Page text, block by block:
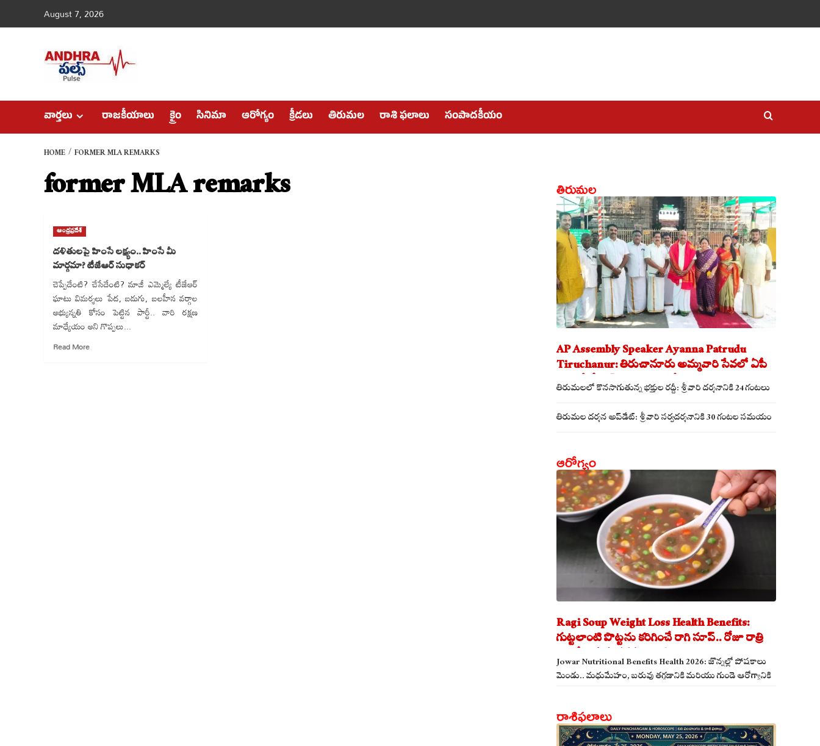
to
August 7, 2026
వార్తలు రాజకీయాలు క్రైం సినిమా ఆరోగ్యం క్రీడలు తిరుమల రాశి ఫలాలు సంపాదకీయం
HOME FORMER MLA REMARKS
former MLA remarks
ఆంధ్రప్రదేశ్
దళితులపై హింసే లక్ష్యం.. హింసే మీ
మార్గమా? టీజేఆర్ సుధాకర్
చెప్పేదేంటి? చేసేదేంటి? మాజీ ఎమ్మెల్యే టీజేఆర్
ఘాటు విమర్శలు పేద, బడుగు, బలహీన వర్గాల
అభ్యున్నతి కోసం పెట్టిన పార్టీ.. వారి రక్షణ
మాధ్యేయం అని గొప్పలు...
Read MoreRead
తిరుమల
AP Assembly Speaker Ayanna Patrudu
Tiruchanur: తిరుచానూరు అమ్మవారి సేవలో ఏపీ
అసెంబ్లీ స్పీకర్.. కుటుంబ సమేతంగా దర్శించుకున్న
అయ్యన్నపాత్రుడు!
తిరుమలలో కొనసాగుతున్న భక్తుల రద్దీ: శ్రీవారి దర్శనానికి 24 గంటలు
తిరుమల దర్శన అప్‌డేట్: శ్రీవారి సర్వదర్శనానికి 30 గంటల సమయం
ఆరోగ్యం
Ragi Soup Weight Loss Health Benefits:
గుట్టలాంటి పొట్టను కరిగించే రాగి సూప్.. రోజూ రాత్రి
తాగితే బరువు తగ్గడం ఖాయం!
Jowar Nutritional Benefits Health 2026: జొన్నల్లో పోషకాలు
మెండు.. మధుమేహం, బరువు తగ్గడానికి మరియు గుండె ఆరోగ్యానికి
రాశిఫలాలు